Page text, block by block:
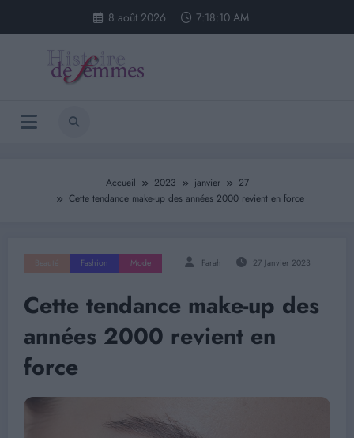
contenu
8 août 2026 7:18:10 AM
Accueil 2023 janvier
27
Cette tendance make-up des années 2000 revient en force
Beauté Fashion Mode Farah 27 Janvier 2023
Cette tendance make-up des
années 2000 revient en
force